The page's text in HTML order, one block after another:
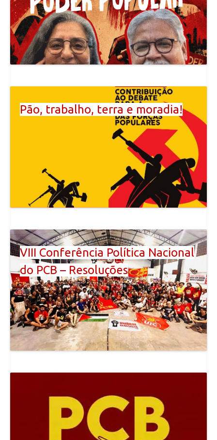
Pão, trabalho, terra e moradia!
VIII Conferência Política Nacional
do PCB – Resoluções